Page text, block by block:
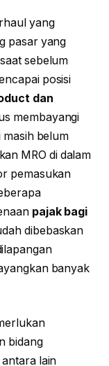
yang
pasar yang
sebelum
posisi
dan
membayangi
masih belum
MRO di dalam
pemasukan
pajak bagi
dibebaskan
banyak
bidang
lain